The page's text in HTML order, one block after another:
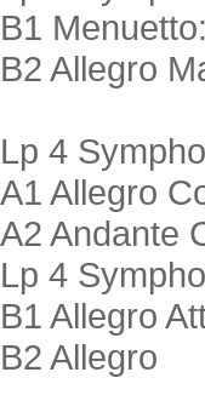
B1
B2 Allegro
Lp 4
A1 Allegro
A2 Andante
Lp 4
B1 Allegro
B2 Allegro